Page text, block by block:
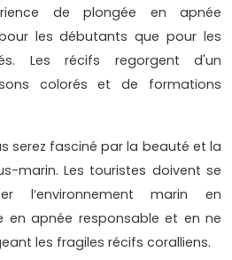
de plongée en apnée
les débutants que pour les
Les récifs regorgent d'un
colorés et de formations
serez fasciné par la beauté et la
marin. Les touristes doivent se
l’environnement marin en
en apnée responsable et en ne
les fragiles récifs coralliens.